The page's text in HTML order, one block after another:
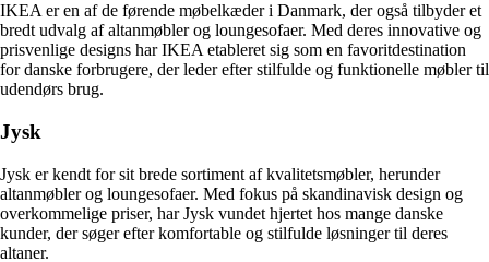
IKEA er en af de førende møbelkæder i Danmark, der også tilbyder et
bredt udvalg af altanmøbler og loungesofaer. Med deres innovative og
prisvenlige designs har IKEA etableret sig som en favoritdestination
for danske forbrugere, der leder efter stilfulde og funktionelle møbler til
udendørs brug.
Jysk
Jysk er kendt for sit brede sortiment af kvalitetsmøbler, herunder
altanmøbler og loungesofaer. Med fokus på skandinavisk design og
overkommelige priser, har Jysk vundet hjertet hos mange danske
kunder, der søger efter komfortable og stilfulde løsninger til deres
altaner.